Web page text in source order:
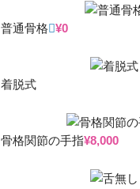
普通骨格 ¥0
着脱式
骨格関節の手指¥8,000